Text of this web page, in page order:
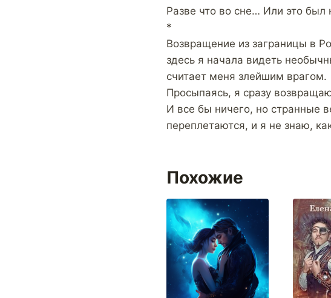
Разве что во сне… Или это был
*
Возвращение из заграницы в
здесь я начала видеть
считает меня злейшим врагом.
Просыпаясь, я сразу
И все бы ничего, но странные
переплетаются, и я не знаю,
Похожие